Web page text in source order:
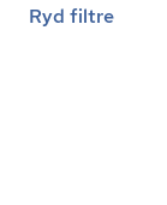
Ryd filtre